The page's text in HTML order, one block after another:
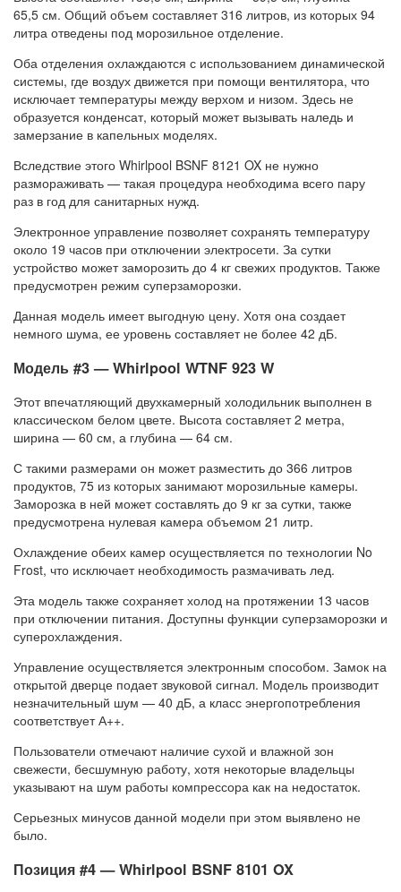
65,5 см. Общий объем составляет 316 литров, из которых 94
литра отведены под морозильное отделение.
Оба отделения охлаждаются с использованием динамической
системы, где воздух движется при помощи вентилятора, что
исключает температуры между верхом и низом. Здесь не
образуется конденсат, который может вызывать наледь и
замерзание в капельных моделях.
Вследствие этого Whirlpool BSNF 8121 OX не нужно
размораживать — такая процедура необходима всего пару
раз в год для санитарных нужд.
Электронное управление позволяет сохранять температуру
около 19 часов при отключении электросети. За сутки
устройство может заморозить до 4 кг свежих продуктов. Также
предусмотрен режим суперзаморозки.
Данная модель имеет выгодную цену. Хотя она создает
немного шума, ее уровень составляет не более 42 дБ.
Модель #3 — Whirlpool WTNF 923 W
Этот впечатляющий двухкамерный холодильник выполнен в
классическом белом цвете. Высота составляет 2 метра,
ширина — 60 см, а глубина — 64 см.
С такими размерами он может разместить до 366 литров
продуктов, 75 из которых занимают морозильные камеры.
Заморозка в ней может составлять до 9 кг за сутки, также
предусмотрена нулевая камера объемом 21 литр.
Охлаждение обеих камер осуществляется по технологии No
Frost, что исключает необходимость размачивать лед.
Эта модель также сохраняет холод на протяжении 13 часов
при отключении питания. Доступны функции суперзаморозки и
суперохлаждения.
Управление осуществляется электронным способом. Замок на
открытой дверце подает звуковой сигнал. Модель производит
незначительный шум — 40 дБ, а класс энергопотребления
соответствует А++.
Пользователи отмечают наличие сухой и влажной зон
свежести, бесшумную работу, хотя некоторые владельцы
указывают на шум работы компрессора как на недостаток.
Серьезных минусов данной модели при этом выявлено не
было.
Позиция #4 — Whirlpool BSNF 8101 OX